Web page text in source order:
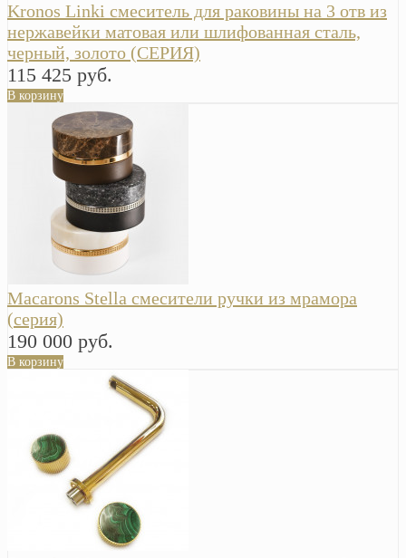
Kronos Linki смеситель для раковины на 3 отв из
нержавейки матовая или шлифованная сталь,
черный, золото (СЕРИЯ)
115 425 руб.
В корзину
Macarons Stella смесители ручки из мрамора
(серия)
190 000 руб.
В корзину